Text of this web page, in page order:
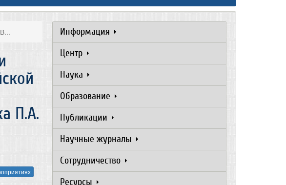
П.А.
Информация
Центр
Наука
Образование
Публикации
Научные журналы
Сотрудничество
Ресурсы